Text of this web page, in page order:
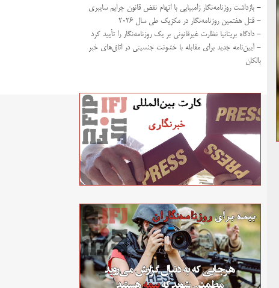
- بازداشت روزنامه‌نگار زامبیایی با اتهام نقض قانون جرایم سایبری
- قتل هفتمین روزنامه‌نگار در مکزیک طی سال ۲۰۲۶
- دادگاه بریتانیا نظارت غیرقانونی بر یک روزنامه‌نگار را تأیید کرد
- آیین‌نامه جدید برای مقابله با خشونت جنسیتی در اتاق‌های خبر
بالکان